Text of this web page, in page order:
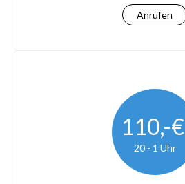
Anrufen
110,-€
20 - 1 Uhr